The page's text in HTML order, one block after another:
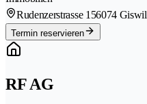
Rudenzerstrasse 156074 Giswil
Termin reservieren
RF AG